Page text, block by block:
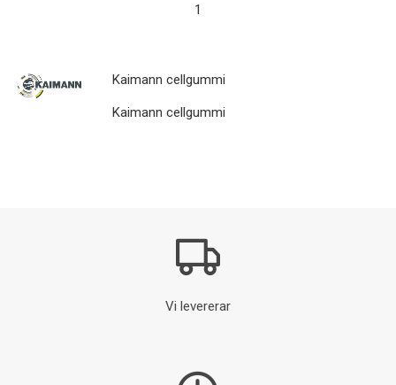
1
Kaimann cellgummi
Kaimann cellgummi
Vi levererar